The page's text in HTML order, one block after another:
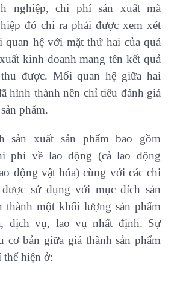
nghiệp, chi phí sản xuất mà
đó chi ra phải được xem xét
quan hệ với mặt thứ hai của quá
kinh doanh mang tên kết quả
được. Mối quan hệ giữa hai
hình thành nên chỉ tiêu đánh giá
phẩm.
sản xuất sản phẩm bao gồm
phí về lao động (cả lao động
động vật hóa) cùng với các chi
sử dụng với mục đích sản
thành một khối lượng sản phẩm
dịch vụ, lao vụ nhất định. Sự
cơ bản giữa giá thành sản phẩm
hiện ở: